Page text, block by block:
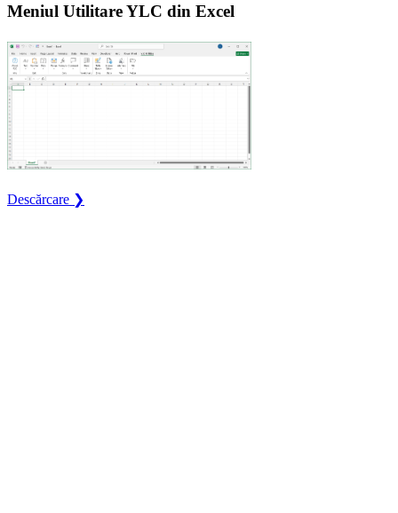
Meniul Utilitare YLC din Excel
Descărcare ❯